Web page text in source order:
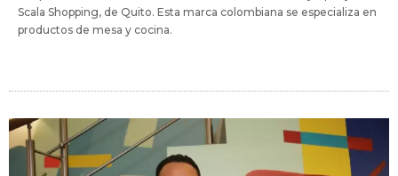
Scala Shopping, de Quito. Esta marca colombiana se especializa en
productos de mesa y cocina.